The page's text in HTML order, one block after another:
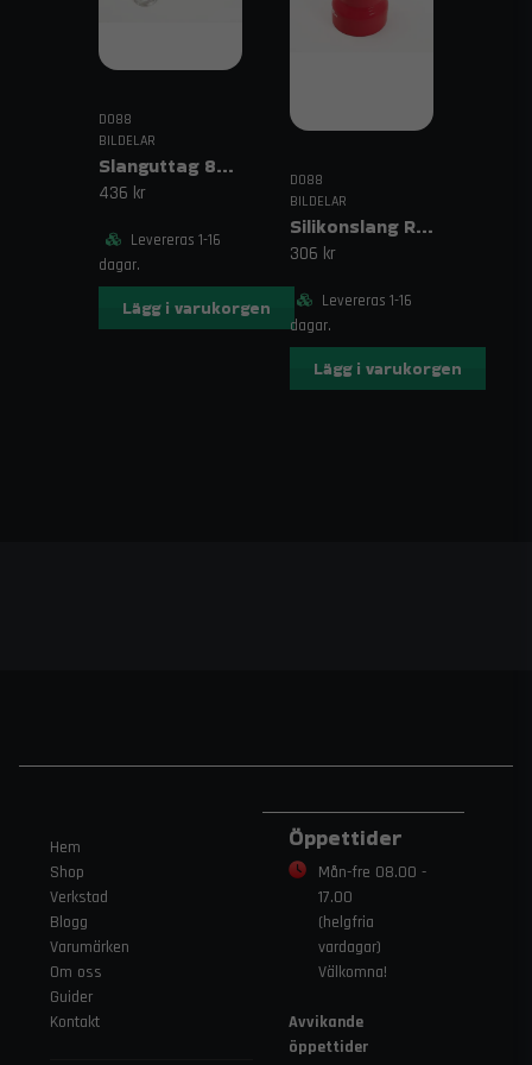
DO88
BILDELAR
Slanguttag 8mm (5/16")
436 kr
Levereras 1-16
dagar.
Lägg i varukorgen
DO88
BILDELAR
Silikonslang Röd 3–4" (76–102mm)
306 kr
Levereras 1-16
dagar.
Lägg i varukorgen
Hem
Shop
Verkstad
Blogg
Varumärken
Om oss
Guider
Kontakt
Öppettider
Mån-fre 08.00 -
17.00
(helgfria
vardagar)
Välkomna!
Avvikande
öppettider